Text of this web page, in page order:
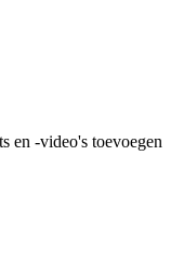
en -video's toevoegen